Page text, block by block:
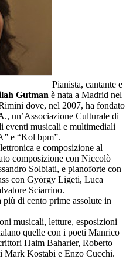
Pianista, cantante e
Gutman è nata a Madrid nel
dove, nel 2007, ha fondato
un’Associazione Culturale di
eventi musicali e multimediali
e “Kol bpm”.
e composizione al
composizione con Niccolò
Solbiati, e pianoforte con
con György Ligeti, Luca
Sciarrino.
di cento prime assolute in
musicali, letture, esposizioni
quelle con i poeti Manrico
Haim Baharier, Roberto
Mark Kostabi e Enzo Cucchi.